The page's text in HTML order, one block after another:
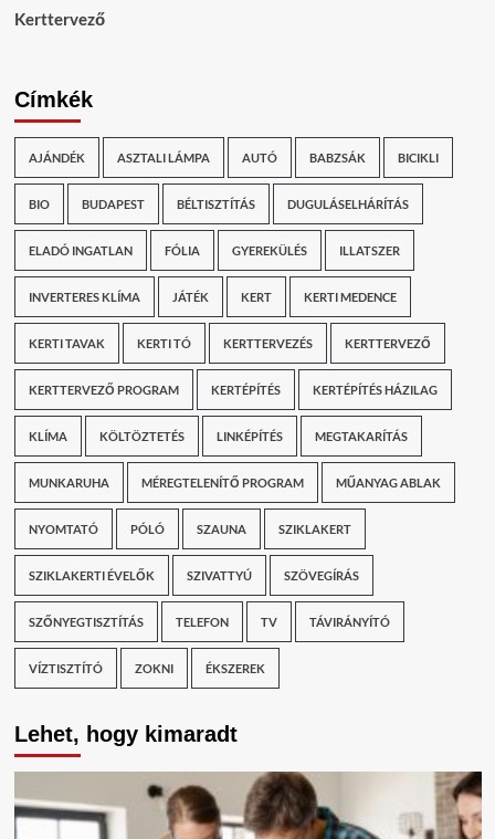
Kerttervező
Címkék
AJÁNDÉK ASZTALI LÁMPA AUTÓ BABZSÁK BICIKLI
BIO BUDAPEST BÉLTISZTÍTÁS DUGULÁSELHÁRÍTÁS
ELADÓ INGATLAN FÓLIA GYEREKÜLÉS ILLATSZER
INVERTERES KLÍMA JÁTÉK KERT KERTI MEDENCE
KERTI TAVAK KERTI TÓ KERTTERVEZÉS KERTTERVEZŐ
KERTTERVEZŐ PROGRAM KERTÉPÍTÉS KERTÉPÍTÉS HÁZILAG
KLÍMA KÖLTÖZTETÉS LINKÉPÍTÉS MEGTAKARÍTÁS
MUNKARUHA MÉREGTELENÍTŐ PROGRAM MŰANYAG ABLAK
NYOMTATÓ PÓLÓ SZAUNA SZIKLAKERT
SZIKLAKERTI ÉVELŐK SZIVATTYÚ SZÖVEGÍRÁS
SZŐNYEGTISZTÍTÁS TELEFON TV TÁVIRÁNYÍTÓ
VÍZTISZTÍTÓ ZOKNI ÉKSZEREK
Lehet, hogy kimaradt